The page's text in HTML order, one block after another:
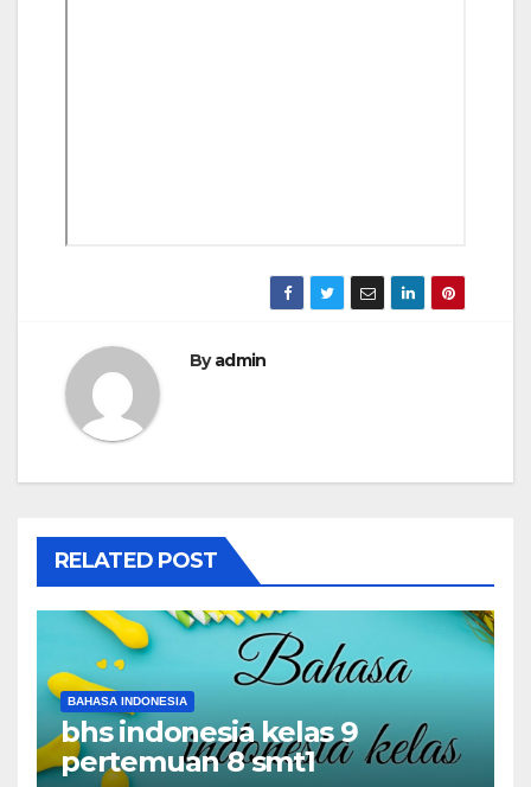
Byadmin
RELATED POST
BAHASA INDONESIA
bhs indonesia kelas 9
pertemuan 8 smt1